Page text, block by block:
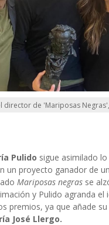
director de 'Mariposas
Pulido sigue asimilado
un proyecto ganador de un
Mariposas negras se
y Pulido agranda el
premios, ya que añade
José Llergo.